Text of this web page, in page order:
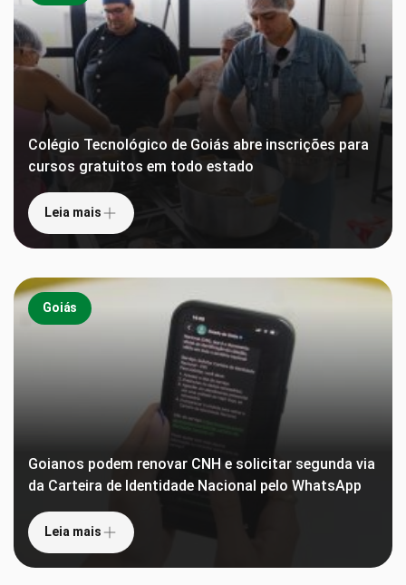
Colégio Tecnológico de Goiás abre inscrições para
cursos gratuitos em todo estado
Leia mais
Goiás
Goianos podem renovar CNH e solicitar segunda via
da Carteira de Identidade Nacional pelo WhatsApp
Leia mais